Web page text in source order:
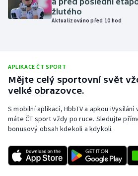
Olympijské hry
Plavání
Plážový volejbal
Ragby
Rychlobruslení
Rychlostní kanoistika
žlutého
Aktualizováno před 10 hod
APLIKACE ČT SPORT
Mějte celý sportovní svět
velké obrazovce.
S mobilní aplikací, HbbTV a apkou
máte ČT sport vždy po ruce. Sledujte
bonusový obsah kdekoli a kdykoli.